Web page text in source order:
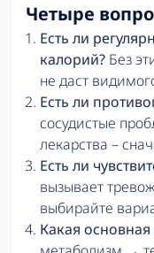
Четыре
Есть ли
калорий? Без
не даст
Есть ли
сосудистые
лекарства –
Есть ли
вызывает
выбирайте
Какая